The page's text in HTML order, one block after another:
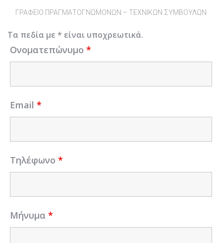
ΓΡΑΦΕΙΟ ΠΡΑΓΜΑΤΟΓΝΩΜΟΝΩΝ – ΤΕΧΝΙΚΩΝ ΣΥΜΒΟΥΛΩΝ
Τα πεδία με * είναι υποχρεωτικά.
Ονοματεπώνυμο *
Email *
Τηλέφωνο *
Μήνυμα *